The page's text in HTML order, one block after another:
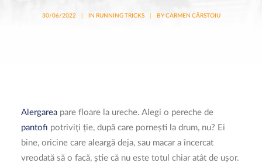
CONTACT
CAUTĂ
30/06/2022 IN RUNNING TRICKS BY CARMEN CÂRSTOIU
Alergarea pare floare la ureche. Alegi o pereche de
pantofi potriviți ție, după care pornești la drum, nu? Ei
bine, oricine care aleargă deja, sau macar a încercat
vreodată să o facă, știe că nu este totul chiar atât de ușor.